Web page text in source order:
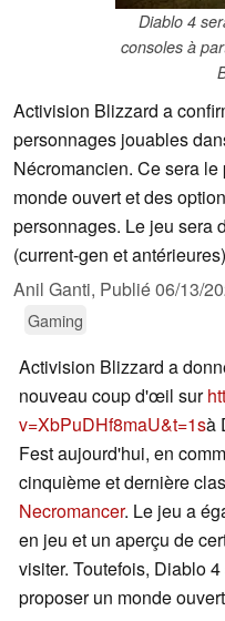
Diablo 4
consoles à
Activision Blizzard a
personnages jouables
Nécromancien. Ce sera
monde ouvert et des
personnages. Le jeu sera
(current-gen et
Anil Ganti, Publié06/13/
Gaming
Activision Blizzard a
nouveau coup d'œil sur
v=XbPuDHf8maU&t=1sà
Fest aujourd'hui, en
cinquième et dernière
Necromancer. Le jeu a
en jeu et un aperçu de
visiter. Toutefois, Diablo
proposer un monde ouvert